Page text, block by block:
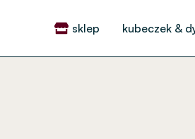
sklep kubeczek &